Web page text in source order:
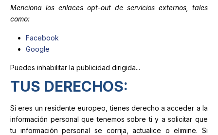
Menciona los enlaces opt-out de servicios externos, tales
como:
Facebook
Google
Puedes inhabilitar la publicidad dirigida...
TUS DERECHOS:
Si eres un residente europeo, tienes derecho a acceder a la
información personal que tenemos sobre ti y a solicitar que
tu información personal se corrija, actualice o elimine. Si